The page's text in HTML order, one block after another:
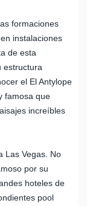
formaciones
instalaciones
de esta
estructura
el El Antylope
famosa que
increíbles
Las Vegas. No
por su
hoteles de
pool